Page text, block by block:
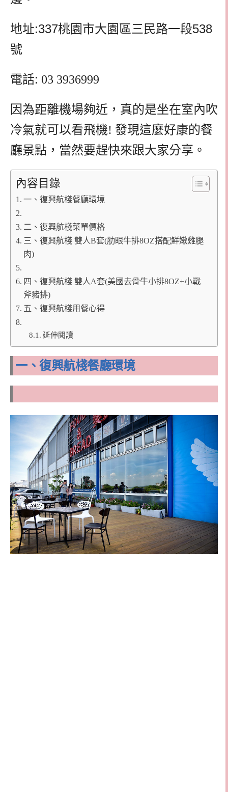
地址:337桃園市大園區三民路一段538
號
電話: 03 3936999
因為距離機場夠近，真的是坐在室內吹
冷氣就可以看飛機! 發現這麼好康的餐
廳景點，當然要趕快來跟大家分享。
內容目錄
一、復興航棧餐廳環境
二、復興航棧菜單價格
三、復興航棧 雙人B套(肋眼牛排8OZ搭配鮮嫩雞腿
肉)
四、復興航棧 雙人A套(美國去骨牛小排8OZ+小戰
斧豬排)
五、復興航棧用餐心得
延伸閱讀
一、復興航棧餐廳環境